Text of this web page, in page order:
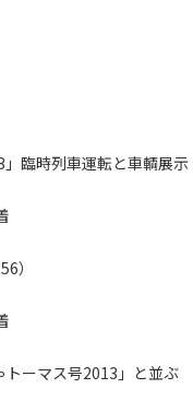
」臨時列車運転と車輌展示
）
ーマス号2013」と並ぶ